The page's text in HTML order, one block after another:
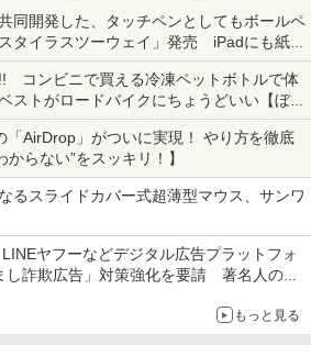
同開発した、タッチペンとしてもボールペ
タイラスツーウェイ」発売 iPadにも紙に
込める
コンビニで買える冷凍ペットボトルで体
ストがロードバイクにちょうどいい【ぼっ
14】【空いた時間でなにしてる？】
「AirDrop」がついに実現！ やり方を徹底
らない”をスッキリ！】
るスライドカバー式超薄型マウス、サンワ
ヤフーなどデジタル広告プラットフォ
し詐欺広告」対策強化を要請 著名人の写
もっと見る